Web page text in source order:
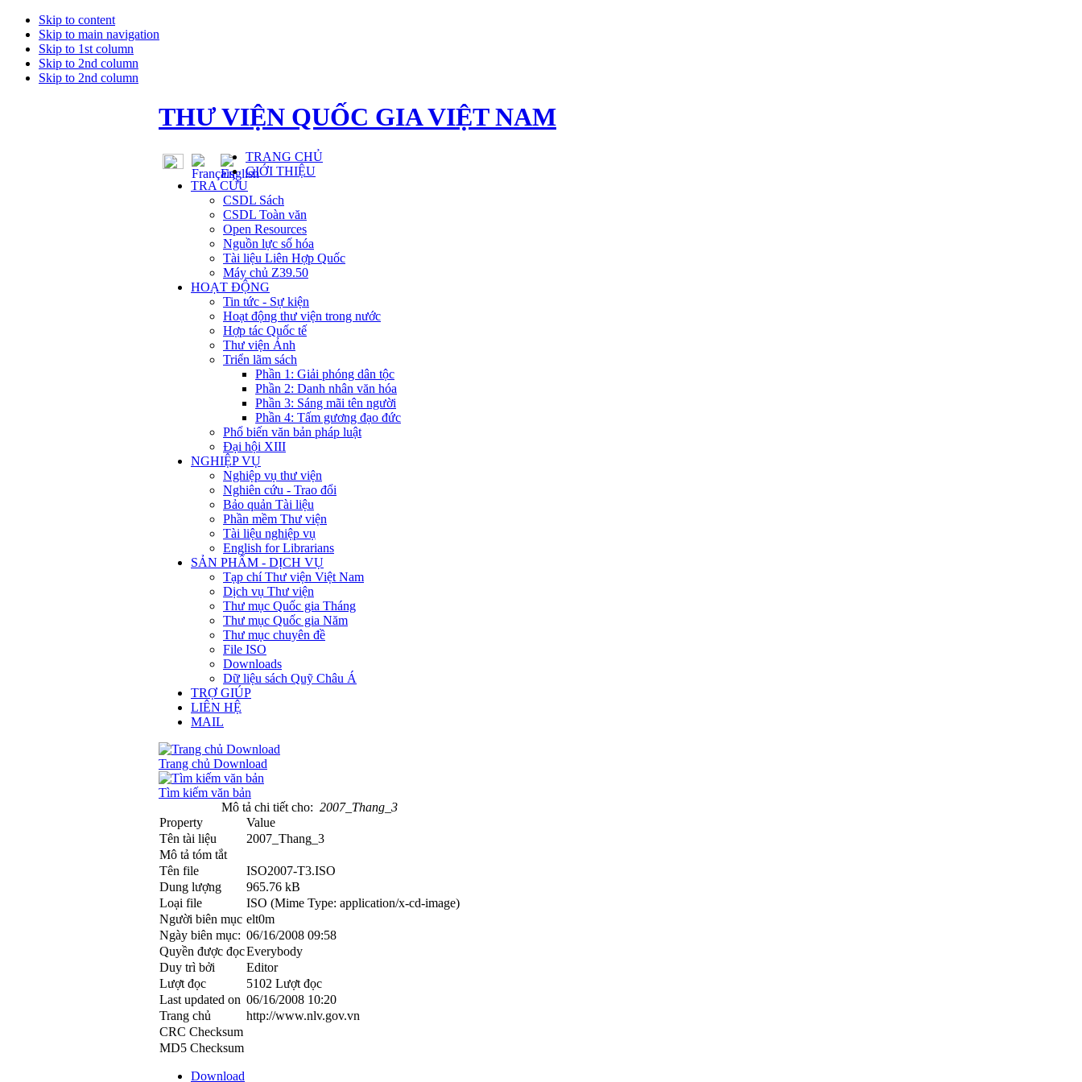
Skip to content
Skip to main navigation
Skip to 1st column
Skip to 2nd column
Skip to 2nd column
THƯ VIỆN QUỐC GIA VIỆT NAM
TRANG CHỦ
GIỚI THIỆU
TRA CỨU
CSDL Sách
CSDL Toàn văn
Open Resources
Nguồn lực số hóa
Tài liệu Liên Hợp Quốc
Máy chủ Z39.50
HOẠT ĐỘNG
Tin tức - Sự kiện
Hoạt động thư viện trong nước
Hợp tác Quốc tế
Thư viện Ảnh
Triển lãm sách
Phần 1: Giải phóng dân tộc
Phần 2: Danh nhân văn hóa
Phần 3: Sáng mãi tên người
Phần 4: Tấm gương đạo đức
Phổ biến văn bản pháp luật
Đại hội XIII
NGHIỆP VỤ
Nghiệp vụ thư viện
Nghiên cứu - Trao đổi
Bảo quản Tài liệu
Phần mềm Thư viện
Tài liệu nghiệp vụ
English for Librarians
SẢN PHẨM - DỊCH VỤ
Tạp chí Thư viện Việt Nam
Dịch vụ Thư viện
Thư mục Quốc gia Tháng
Thư mục Quốc gia Năm
Thư mục chuyên đề
File ISO
Downloads
Dữ liệu sách Quỹ Châu Á
TRỢ GIÚP
LIÊN HỆ
MAIL
Trang chủ Download
Tìm kiếm văn bản
Mô tả chi tiết cho: 2007_Thang_3
Property
Value
Tên tài liệu
2007_Thang_3
Mô tả tóm tắt
Tên file
ISO2007-T3.ISO
Dung lượng
965.76 kB
Loại file
ISO (Mime Type: application/x-cd-image)
Người biên mục elt0m
Ngày biên mục: 06/16/2008 09:58
Quyền được đọcEverybody
Duy trì bởi
Editor
Lượt đọc
5102 Lượt đọc
Last updated on 06/16/2008 10:20
Trang chủ
http://www.nlv.gov.vn
CRC Checksum
MD5 Checksum
Download